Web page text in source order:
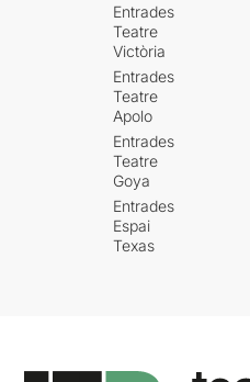
Entrades
Teatre
Victòria
Entrades
Teatre
Apolo
Entrades
Teatre
Goya
Entrades
Espai
Texas